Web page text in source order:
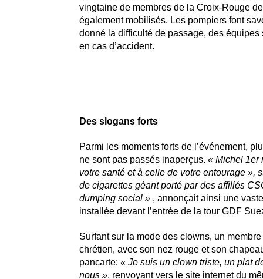
vingtaine de membres de la Croix-Rouge
également mobilisés. Les pompiers font
donné la difficulté de passage, des équipes
en cas d’accident.
Des slogans forts
Parmi les moments forts de l’événement,
ne sont pas passés inaperçus. « Michel 1er
votre santé et à celle de votre entourage »,
de cigarettes géant porté par des affiliés
dumping social », annonçait ainsi une
installée devant l’entrée de la tour GDF
Surfant sur la mode des clowns, un
chrétien, avec son nez rouge et son
pancarte: « Je suis un clown triste, un plat
nous », renvoyant vers le site internet du